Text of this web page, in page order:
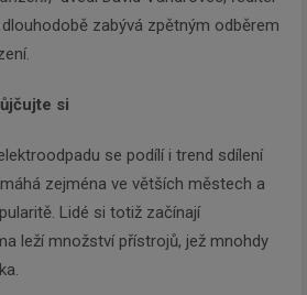
zabývá zpětným odběrem
si
se podílí i trend sdílení
zejména ve větších městech a
Lidé si totiž začínají
leží množství přístrojů, jež mnohdy